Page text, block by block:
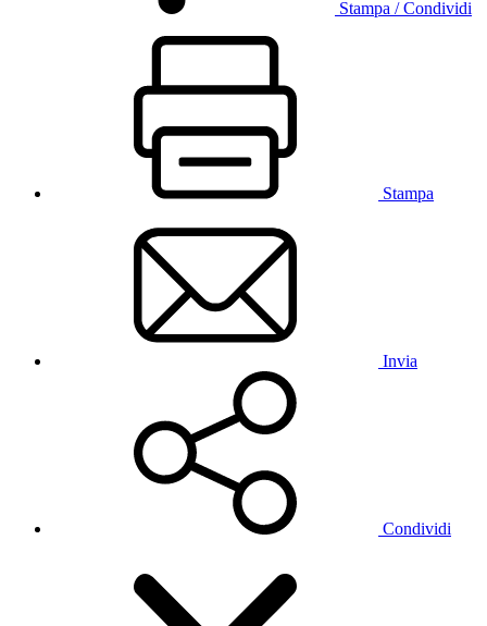
Stampa / Condividi
Stampa
Invia
Condividi